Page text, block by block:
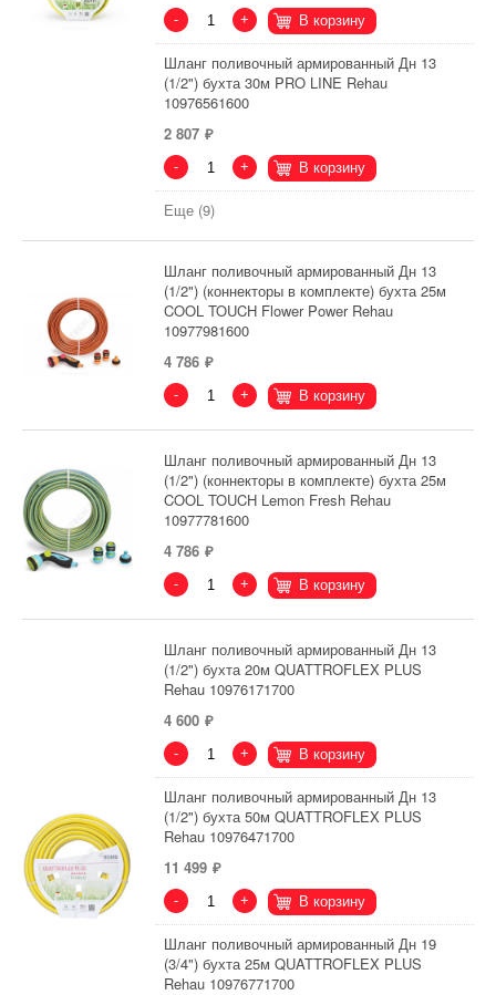
- + В корзину
Шланг поливочный армированный Дн 13
(1/2") бухта 30м PRO LINE Rehau
10976561600
2 807
- + В корзину
Еще (9)
Шланг поливочный армированный Дн 13
(1/2") (коннекторы в комплекте) бухта 25м
COOL TOUCH Flower Power Rehau
10977981600
4 786
- + В корзину
Шланг поливочный армированный Дн 13
(1/2") (коннекторы в комплекте) бухта 25м
COOL TOUCH Lemon Fresh Rehau
10977781600
4 786
- + В корзину
Шланг поливочный армированный Дн 13
(1/2") бухта 20м QUATTROFLEX PLUS
Rehau 10976171700
4 600
- + В корзину
Шланг поливочный армированный Дн 13
(1/2") бухта 50м QUATTROFLEX PLUS
Rehau 10976471700
11 499
- + В корзину
Шланг поливочный армированный Дн 19
(3/4") бухта 25м QUATTROFLEX PLUS
Rehau 10976771700